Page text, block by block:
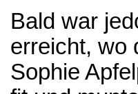
Bald war
erreicht, wo
Sophie